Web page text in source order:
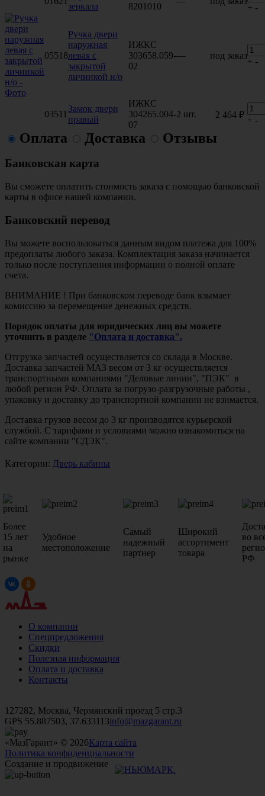
зеркала
8201010
+ -
05518
Ручка двери
наружная
левая с
закрытой
личинкой н/о
ИЖКС
303658.059-
02
— под заказ
+ -
03511
Замок двери
правый
ИЖКС
304265.004-
07
2 шт. 2 464 ₽
+ -
Оплата Доставка Отзывы
Банковская карта
Вы сможете оплатить стоимость заказа с помощью банковской
карты в офисе нашей компании.
Банковский перевод
Вы можете воспользоваться данным видом платежа для 100%
предоплаты любого заказа. Комплектация заказа начинается
только после поступления информации о полной оплате
счета.
ВНИМАНИЕ ! При банковском переводе банк взымает
комиссию за перемещение денежных средств.
Порядок оплаты для юридических лиц вы можете
уточнить в разделе "Оплата и доставка".
Отгрузка запчастей осуществляется со склада в Москве.
Доставка запчастей МАЗ весом от 3 кг осуществляется
транспортными компаниями "Деловые линии", "ПЭК" в
любой регион РФ. Оплата за погрузо-разгрузочные работы ,
упаковку и доставку до транспортной компании не взимается.
Доставка грузов весом до 3 кг производятся курьерской
службой. С тарифами и условиями можно ознакомиться на
сайте компании "СДЭК".
Категории: Дверь кабины
Более
15 лет
на
рынке
Удобное
местоположение
Самый
надежный
партнер
Широкий
ассортимент
товара
во
РФ
О компании
Спецпредложения
Скидки
Полезная информация
Оплата и доставка
Контакты
127282, Москва, Чермянский проезд 5 стр.3
GPS 55.887503, 37.633113info@mazgarant.ru
«МазГарант» © 2026Карта сайта
Политика конфиденциальности
Создание и продвижение